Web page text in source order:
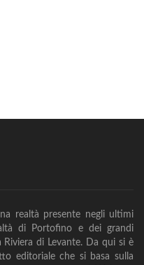
realtà presente negli ultimi
di Portofino e dei grandi
di Levante. Da qui si è
editoriale che si basa sulla